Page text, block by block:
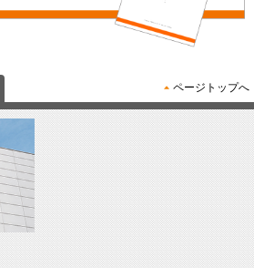
ページトップへ